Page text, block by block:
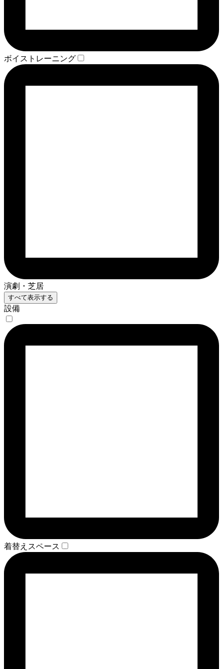
ボイストレーニング
演劇・芝居
すべて表示する
設備
着替えスペース